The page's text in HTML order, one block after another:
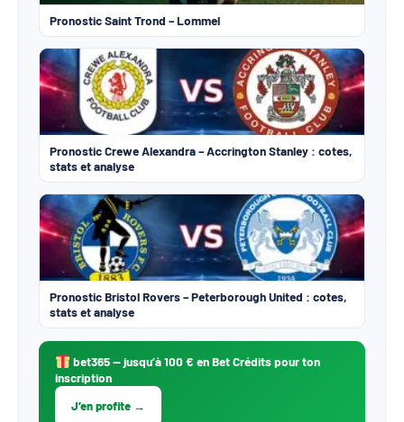
Pronostic Saint Trond – Lommel
Pronostic Crewe Alexandra – Accrington Stanley : cotes,
stats et analyse
Pronostic Bristol Rovers – Peterborough United : cotes,
stats et analyse
bet365— jusqu’à 100 € en Bet Crédits pour ton
inscription
J’en profite →